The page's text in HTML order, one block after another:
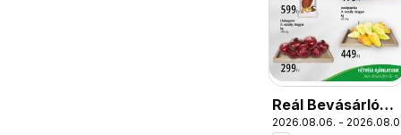
Reál Bevásárló
hétvége - Pest
2026.08.06. -